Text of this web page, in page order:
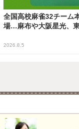
全国高校麻雀32チーム
場…麻布や大阪星光、
2026.8.5